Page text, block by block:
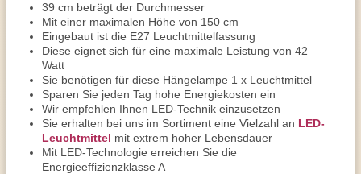
39 cm beträgt der Durchmesser
Mit einer maximalen Höhe von 150 cm
Eingebaut ist die E27 Leuchtmittelfassung
Diese eignet sich für eine maximale Leistung von 42
Watt
Sie benötigen für diese Hängelampe 1 x Leuchtmittel
Sparen Sie jeden Tag hohe Energiekosten ein
Wir empfehlen Ihnen LED-Technik einzusetzen
Sie erhalten bei uns im Sortiment eine Vielzahl an LED-
Leuchtmittel mit extrem hoher Lebensdauer
Mit LED-Technologie erreichen Sie die
Energieeffizienzklasse A